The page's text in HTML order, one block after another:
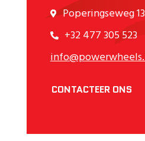
Poperingseweg
+32 477 305 523
CONTACTEER ONS